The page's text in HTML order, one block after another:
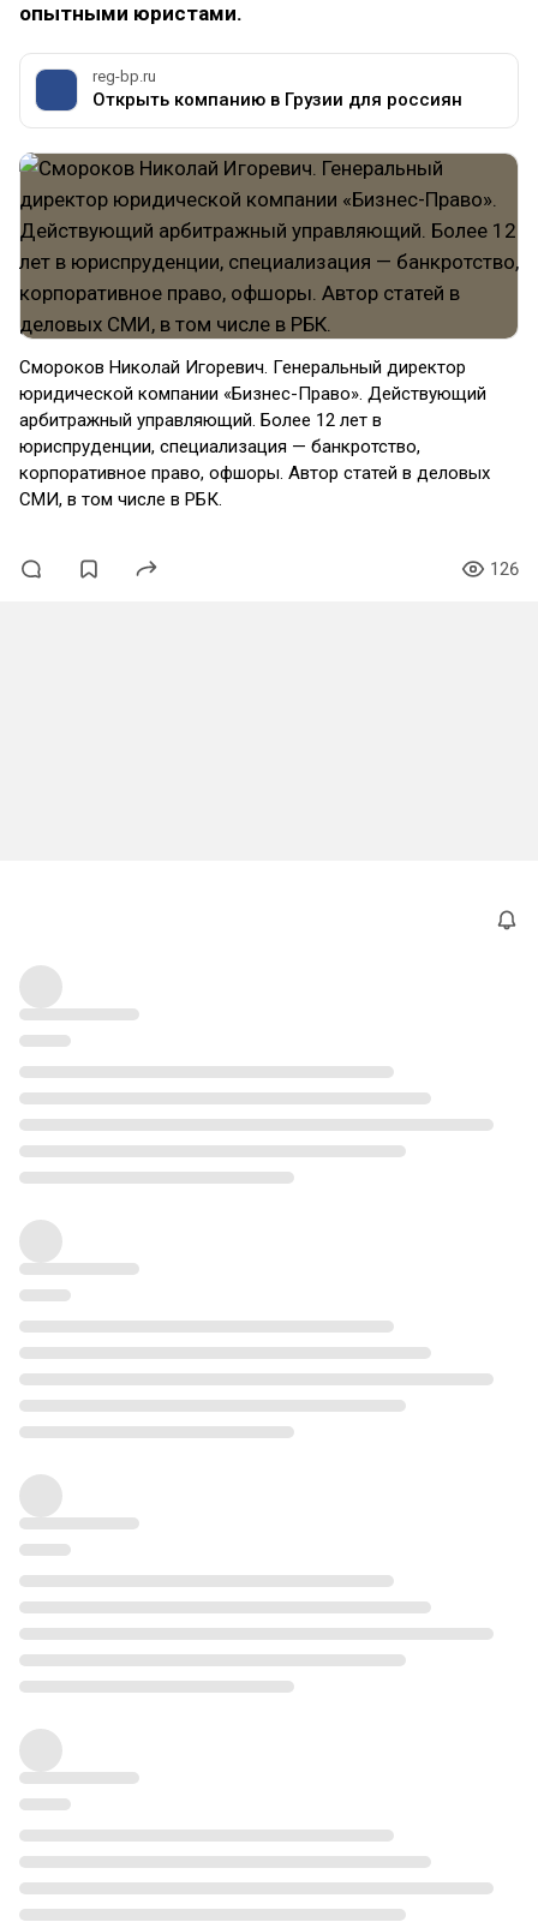
опытными юристами.
reg-bp.ru
Открыть компанию в Грузии для россиян
Смороков Николай Игоревич. Генеральный директор
юридической компании «Бизнес-Право». Действующий
арбитражный управляющий. Более 12 лет в
юриспруденции, специализация — банкротство,
корпоративное право, офшоры. Автор статей в деловых
СМИ, в том числе в РБК.
126